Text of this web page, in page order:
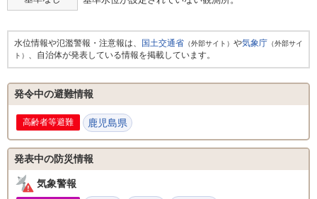
水位情報や氾濫警報・注意報は、 国土交通省 （外部サイト） や気象庁 （外部サイ
ト） 、自治体が発表している情報を掲載しています。
発令中の避難情報
高齢者等避難 鹿児島県
発表中の防災情報
気象警報